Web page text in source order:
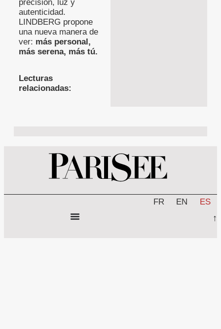
precisión, luz y
autenticidad.
LINDBERG propone
una nueva manera de
ver: más personal,
más serena, más tú.
Lecturas
relacionadas:
FR EN ES
↑